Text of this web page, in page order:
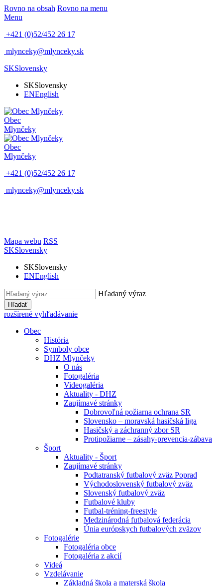
Rovno na obsah Rovno na menu
Menu
+421 (0)52/452 26 17
mlynceky@mlynceky.sk
SKSlovensky
SKSlovensky
ENEnglish
Obec
Mlynčeky
Obec
Mlynčeky
+421 (0)52/452 26 17
mlynceky@mlynceky.sk
Mapa webu RSS
SKSlovensky
SKSlovensky
ENEnglish
Hľadaný výraz
Hľadať
rozšírené vyhľadávanie
Obec
História
Symboly obce
DHZ Mlynčeky
O nás
Fotogaléria
Videogaléria
Aktuality - DHZ
Zaujímavé stránky
Dobrovoľná požiarna ochrana SR
Slovensko – moravská hasičská liga
Hasičský a záchranný zbor SR
Protipožiarne – zásahy-prevencia-zábava
Šport
Aktuality - Šport
Zaujímavé stránky
Podtatranský futbalový zväz Poprad
Východoslovenský futbalový zväz
Slovenský futbalový zväz
Futbalové kluby
Futbal-tréning-freestyle
Medzinárodná futbalová federácia
Únia európskych futbalových zväzov
Fotogalérie
Fotogaléria obce
Fotogaléria z akcií
Videá
Vzdelávanie
Základná škola a materská škola